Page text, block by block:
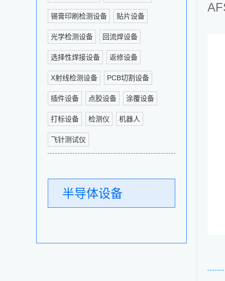
锡膏印刷检测设备 贴片设备
光学检测设备 回流焊设备
选择性焊接设备 返修设备
X射线检测设备 PCB切割设备
插件设备 点胶设备 涂覆设备
打标设备 检测仪 机器人
飞针测试仪
半导体设备